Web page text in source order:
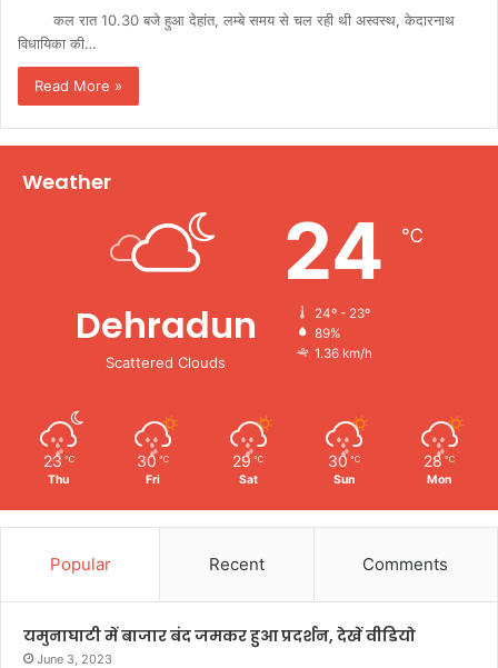
कल रात 10.30 बजे हुआ देहांत, लम्बे समय से चल रही थी अस्वस्थ, केदारनाथ
विधायिका की…
Read More »
Weather
Dehradun
Scattered Clouds
24 ℃
24º - 23º
89%
1.36 km/h
23 ℃
Thu
30 ℃
Fri
29 ℃
Sat
30 ℃
Sun
28 ℃
Mon
Popular Recent Comments
यमुनाघाटी में बाजार बंद जमकर हुआ प्रदर्शन, देखें वीडियो
June 3, 2023